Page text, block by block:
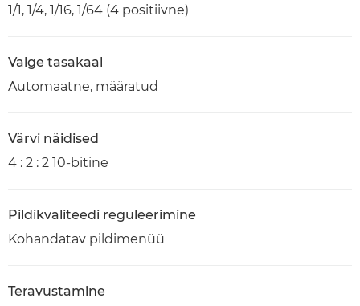
1/1, 1/4, 1/16, 1/64 (4 positiivne)
Valge tasakaal
Automaatne, määratud
Värvi näidised
4 : 2 : 2 10-bitine
Pildikvaliteedi reguleerimine
Kohandatav pildimenüü
Teravustamine